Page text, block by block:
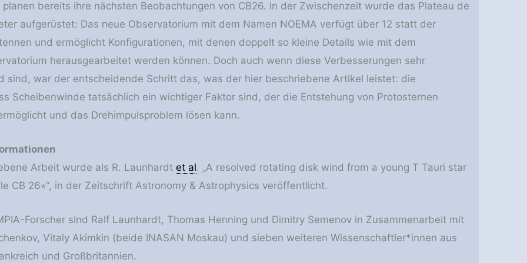
planen bereits ihre nächsten Beobachtungen von CB26. In der Zwischenzeit wurde das Plateau de
aufgerüstet: Das neue Observatorium mit dem Namen NOEMA verfügt über 12 statt der
und ermöglicht Konfigurationen, mit denen doppelt so kleine Details wie mit dem
herausgearbeitet werden können. Doch auch wenn diese Verbesserungen sehr
sind, war der entscheidende Schritt das, was der hier beschriebene Artikel leistet: die
Scheibenwinde tatsächlich ein wichtiger Faktor sind, der die Entstehung von Protosternen
und das Drehimpulsproblem lösen kann.
Arbeit wurde als R. Launhardt et al. „A resolved rotating disk wind from a young T Tauri star
CB 26⋆“, in der Zeitschrift Astronomy & Astrophysics veröffentlicht.
Forscher sind Ralf Launhardt, Thomas Henning und Dimitry Semenov in Zusammenarbeit mit
Vitaly Akimkin (beide INASAN Moskau) und sieben weiteren Wissenschaftler*innen aus
und Großbritannien.